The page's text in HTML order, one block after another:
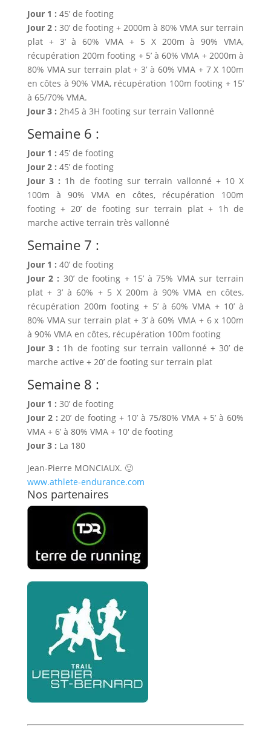
Jour 1 : 45’ de footing
Jour 2 : 30’ de footing + 2000m à 80% VMA sur terrain
plat + 3’ à 60% VMA + 5 X 200m à 90% VMA,
récupération 200m footing + 5’ à 60% VMA + 2000m à
80% VMA sur terrain plat + 3’ à 60% VMA + 7 X 100m
en côtes à 90% VMA, récupération 100m footing + 15’
à 65/70% VMA.
Jour 3 : 2h45 à 3H footing sur terrain Vallonné
Semaine 6 :
Jour 1 : 45’ de footing
Jour 2 : 45’ de footing
Jour 3 : 1h de footing sur terrain vallonné + 10 X
100m à 90% VMA en côtes, récupération 100m
footing + 20’ de footing sur terrain plat + 1h de
marche active terrain très vallonné
Semaine 7 :
Jour 1 : 40’ de footing
Jour 2 : 30’ de footing + 15’ à 75% VMA sur terrain
plat + 3’ à 60% + 5 X 200m à 90% VMA en côtes,
récupération 200m footing + 5’ à 60% VMA + 10’ à
80% VMA sur terrain plat + 3’ à 60% VMA + 6 x 100m
à 90% VMA en côtes, récupération 100m footing
Jour 3 : 1h de footing sur terrain vallonné + 30’ de
marche active + 20’ de footing sur terrain plat
Semaine 8 :
Jour 1 : 30’ de footing
Jour 2 : 20’ de footing + 10’ à 75/80% VMA + 5’ à 60%
VMA + 6’ à 80% VMA + 10′ de footing
Jour 3 : La 180
Jean-Pierre MONCIAUX. 🙂
www.athlete-endurance.com
Nos partenaires